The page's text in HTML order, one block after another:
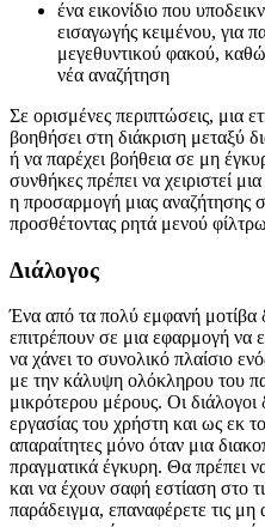
μια εισαγωγή κειμένου
ένα σύμβολο κράτησης
ακόμη διαθέσιμη εισαγωγή
ένα εικονίδιο που
μεγεθυντικού φακού,
νέα αναζήτηση
Σε ορισμένες περιπτώσεις, μια
βοηθήσει στη διάκριση μεταξύ
ή να παρέχει βοήθεια σε μη
η προσαρμογή μιας αναζήτησης
Διάλογος
Ένα από τα πολύ εμφανή μοτίβα
επιτρέπουν σε μια εφαρμογή να
να χάνει το συνολικό πλαίσιο
με την κάλυψη ολόκληρου του
μικρότερου μέρους. Οι
εργασίας του χρήστη και ως εκ
απαραίτητες μόνο όταν μια